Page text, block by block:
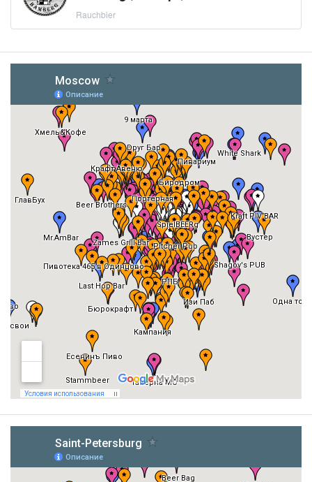
Rauchbier